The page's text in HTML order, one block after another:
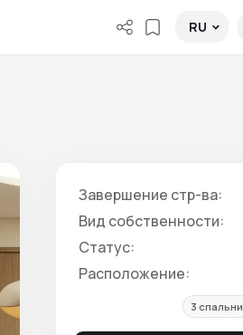
RU
Завершение стр-ва:
Вид собственности:
Статус:
Расположение:
3 спальни